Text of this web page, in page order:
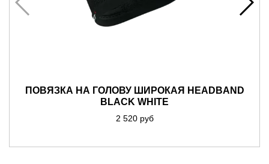
ПОВЯЗКА НА ГОЛОВУ ШИРОКАЯ HEADBAND
BLACK WHITE
2 520 руб